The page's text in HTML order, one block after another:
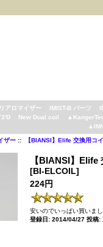
アロマイザー IMIST-B パーツ
New Dual coil
ザー:: 【BIANSI】Elife 交換用コ
【BIANSI】
[BI-ELCOIL]
224円
安いのでいっぱい買いま
登録日: 2014/04/27 投稿: